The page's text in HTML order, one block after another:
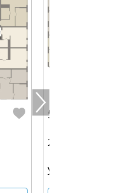
5 606 800 руб.
26.20 м² | 29 - 30 эт.
ул Блюхера, 1